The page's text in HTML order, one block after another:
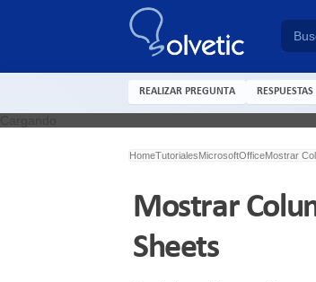
REALIZAR PREGUNTA RESPUESTAS
HomeTutorialesMicrosoftOfficeMostrar
Mostrar
Sheets